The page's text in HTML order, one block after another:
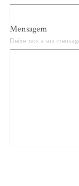
Mensagem
Deixe-nos a sua